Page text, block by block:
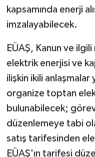
kapsamında enerji
imzalayabilecek.
EÜAŞ, Kanun ve
elektrik enerjisi ve
ilişkin ikili
organize toptan
bulunabilecek;
düzenlemeye tabi
satış tarifesinden
EÜAŞ'ın tarifesi